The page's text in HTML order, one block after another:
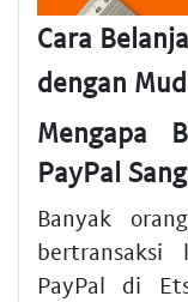
Cara
dengan
Mengapa
PayPal
Banyak
bertransaksi
PayPal di